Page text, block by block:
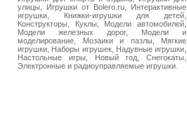
улицы, Игрушки от Bolero.ru, Интерактивные
игрушки, Книжки-игрушки для детей,
Конструкторы, Куклы, Модели автомобилей,
Модели железных дорог, Модели и
моделирование, Мозаики и пазлы, Мягкие
игрушки, Наборы игрушек, Надувные игрушки,
Настольные игры, Новый год, Снегокаты,
Электронные и радиоуправляемые игрушки.